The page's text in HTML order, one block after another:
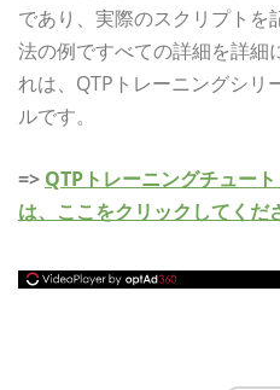
であり、実際のスクリプト
法の例ですべての詳細を詳細
れは、QTPトレーニングシリ
ルです。
=> QTPトレーニングチュー
は、ここをクリックしてくだ